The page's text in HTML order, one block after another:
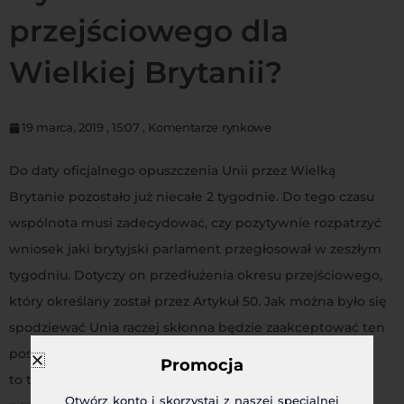
przejściowego dla
Wielkiej Brytanii?
19 marca, 2019 15:07 Komentarze rynkowe
Do daty oficjalnego opuszczenia Unii przez Wielką
Brytanie pozostało już niecałe 2 tygodnie. Do tego czasu
wspólnota musi zadecydować, czy pozytywnie rozpatrzyć
wniosek jaki brytyjski parlament przegłosował w zeszłym
tygodniu. Dotyczy on przedłużenia okresu przejściowego,
który określany został przez Artykuł 50. Jak można było się
spodziewać Unia raczej skłonna będzie zaakceptować ten
postulat, gdyż przynajmniej doraźnie zapobiegnie
to twardemu brexitowi (czyli wyjściu z UE bez
Promocja
Otwórz konto i skorzystaj z naszej specjalnej